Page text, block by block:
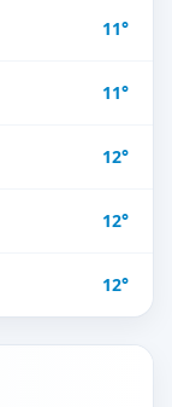
11°
11°
12°
12°
12°